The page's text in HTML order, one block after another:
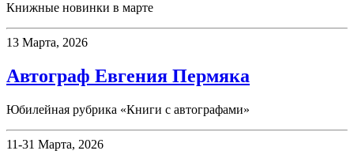
Книжные новинки в марте
13 Марта, 2026
Автограф Евгения Пермяка
Юбилейная рубрика «Книги с автографами»
11-31 Марта, 2026